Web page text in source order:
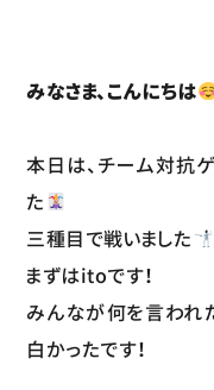
みなさま、こんにちは
本日は、チーム対抗
た
三種目で戦いました
まずはitoです！
みんなが何を言われ
白かったです！